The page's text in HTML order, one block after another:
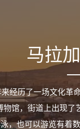
马拉
经历了一场文化革
馆，街道上出现了
，也可以游览有着